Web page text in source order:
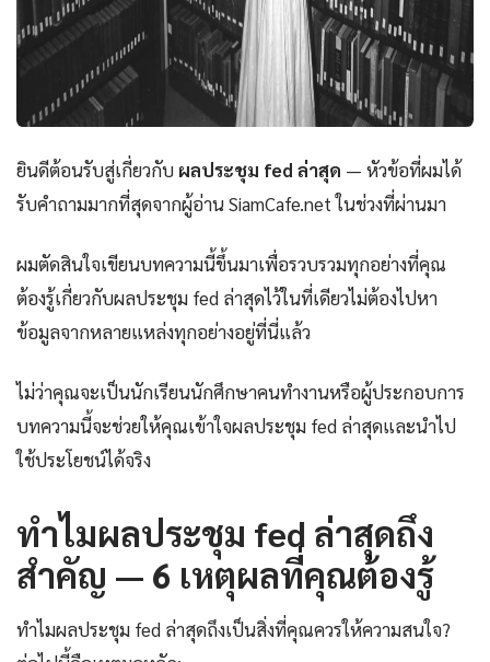
ยินดีต้อนรับสู่เกี่ยวกับ ผลประชุม fed ล่าสุด — หัวข้อที่ผมได้
รับคำถามมากที่สุดจากผู้อ่าน SiamCafe.net ในช่วงที่ผ่านมา
ผมตัดสินใจเขียนบทความนี้ขึ้นมาเพื่อรวบรวมทุกอย่างที่คุณ
ต้องรู้เกี่ยวกับผลประชุม fed ล่าสุดไว้ในที่เดียวไม่ต้องไปหา
ข้อมูลจากหลายแหล่งทุกอย่างอยู่ที่นี่แล้ว
ไม่ว่าคุณจะเป็นนักเรียนนักศึกษาคนทำงานหรือผู้ประกอบการ
บทความนี้จะช่วยให้คุณเข้าใจผลประชุม fed ล่าสุดและนำไป
ใช้ประโยชน์ได้จริง
ทำไมผลประชุม fed ล่าสุดถึง
สำคัญ — 6 เหตุผลที่คุณต้องรู้
ทำไมผลประชุม fed ล่าสุดถึงเป็นสิ่งที่คุณควรให้ความสนใจ?